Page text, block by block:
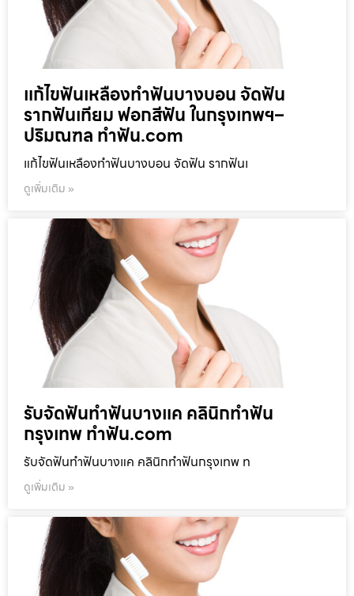
แก้ไขฟันเหลืองทำฟันบางบอน จัดฟัน
รากฟันเทียม ฟอกสีฟัน ในกรุงเทพฯ–
ปริมณฑล ทำฟัน.com
แก้ไขฟันเหลืองทำฟันบางบอน จัดฟัน รากฟันเ
ดูเพิ่มเติม »
รับจัดฟันทำฟันบางแค คลินิกทำฟัน
กรุงเทพ ทำฟัน.com
รับจัดฟันทำฟันบางแค คลินิกทำฟันกรุงเทพ ท
ดูเพิ่มเติม »